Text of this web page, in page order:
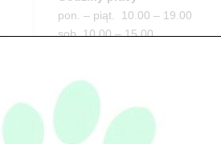
pon. – piąt. 10.00 – 19.00
sob. 10.00 – 15.00
Adres
05-100 Nowy Dwór Mazowiecki
ul. Leśna 2